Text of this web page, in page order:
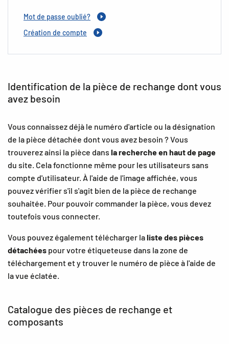
Mot de passe oublié?
Création de compte
Identification de la pièce de rechange dont vous
avez besoin
Vous connaissez déjà le numéro d'article ou la désignation
de la pièce détachée dont vous avez besoin ? Vous
trouverez ainsi la pièce dans la recherche en haut de page
du site. Cela fonctionne même pour les utilisateurs sans
compte d'utilisateur. À l'aide de l'image affichée, vous
pouvez vérifier s'il s'agit bien de la pièce de rechange
souhaitée. Pour pouvoir commander la pièce, vous devez
toutefois vous connecter.
Vous pouvez également télécharger laliste des pièces
détachées pour votre étiqueteuse dans la zone de
téléchargement et y trouver le numéro de pièce à l'aide de
la vue éclatée.
Catalogue des pièces de rechange et
composants